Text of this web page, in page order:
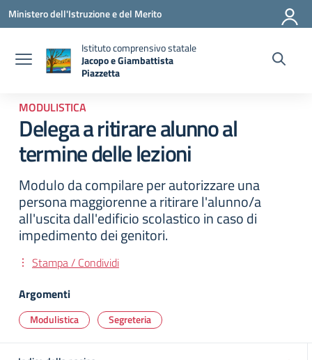
Vai ai contenuti
Vai al menu di navigazione
Vai al footer
Ministero dell'Istruzione e del Merito
Istituto comprensivo statale
Jacopo e Giambattista
Piazzetta
MODULISTICA
Delega a ritirare alunno al
termine delle lezioni
Modulo da compilare per autorizzare una
persona maggiorenne a ritirare l'alunno/a
all'uscita dall'edificio scolastico in caso di
impedimento dei genitori.
Stampa / Condividi
Argomenti
Modulistica Segreteria